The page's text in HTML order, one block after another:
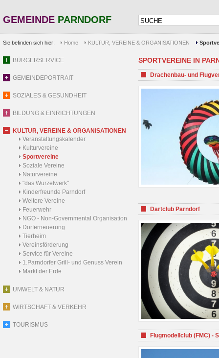
GEMEINDE PARNDORF
Sie befinden sich hier: Home KULTUR, VEREINE & ORGANISATIONEN
BÜRGERSERVICE
GEMEINDEPORTRAIT
SOZIALES & GESUNDHEIT
BILDUNG & EINRICHTUNGEN
KULTUR, VEREINE & ORGANISATIONEN
Veranstaltungskalender
Kulturvereine
Sportvereine
Soziale Vereine
Naturvereine
"das Wurzelwerk"
Kinderfreunde Parndorf
Weitere Vereine
Feuerwehr
NGO - Non-Governmental Organisation
Dorferneuerung
Tierheim
Vereinsförderung
Service für Vereine
1.Parndorfer Grill- und Genuss Verein
Markt der Erde
UMWELT & NATUR
WIRTSCHAFT & VERKEHR
TOURISMUS
SPORTVEREINE IN
Drachenbau- und
Dartclub Parndorf
Flugmodellclub (FMC) -